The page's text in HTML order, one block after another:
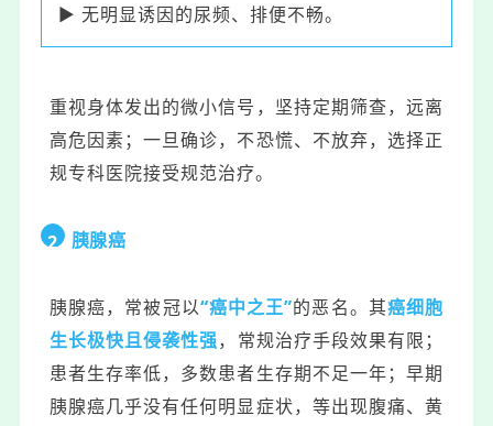
▶ 无明显诱因的尿频、排便不畅。
重视身体发出的微小信号，坚持定期筛查，远离
高危因素；一旦确诊，不恐慌、不放弃，选择正
规专科医院接受规范治疗。
2 胰腺癌
胰腺癌，常被冠以“癌中之王”的恶名。其癌细胞
生长极快且侵袭性强，常规治疗手段效果有限；
患者生存率低，多数患者生存期不足一年；早期
胰腺癌几乎没有任何明显症状，等出现腹痛、黄